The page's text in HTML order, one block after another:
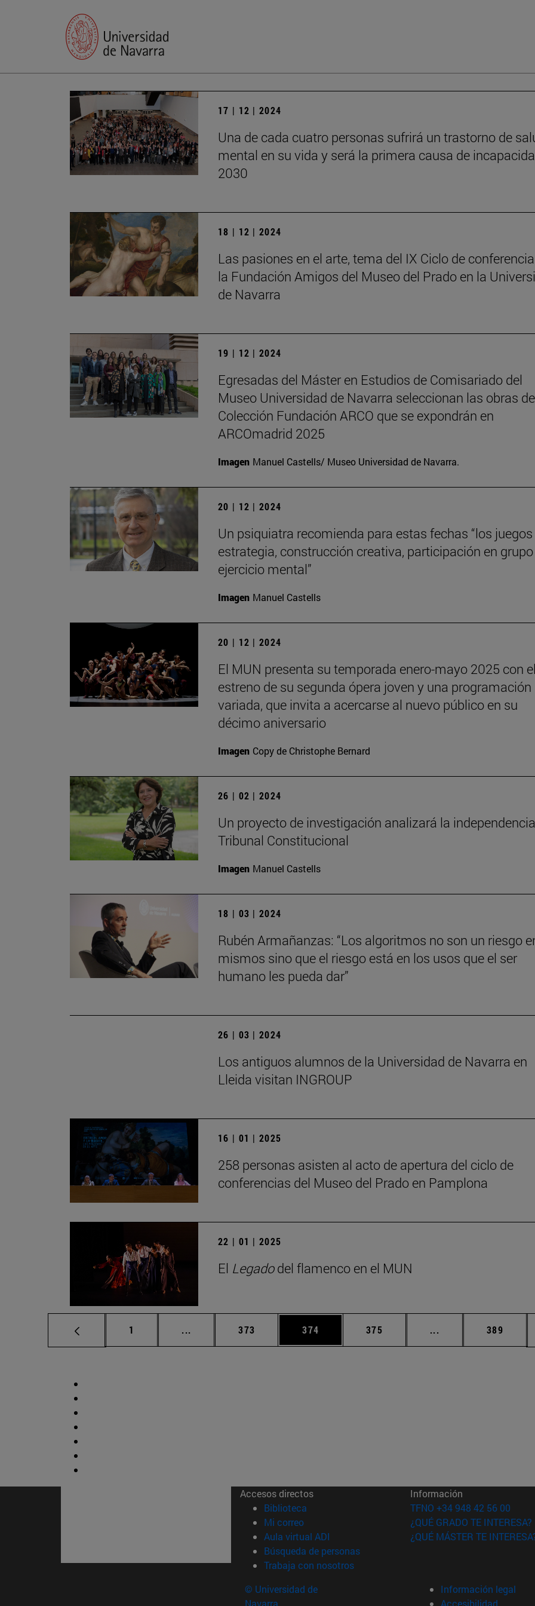
17 | 12 | 2024
Una de cada cuatro personas sufrirá un trastorno de
mental en su vida y será la primera causa de
2030
18 | 12 | 2024
Las pasiones en el arte, tema del IX Ciclo de
la Fundación Amigos del Museo del Prado en la
de Navarra
19 | 12 | 2024
Egresadas del Máster en Estudios de Comisariado del
Museo Universidad de Navarra seleccionan las obras
Colección Fundación ARCO que se expondrán en
ARCOmadrid 2025
Imagen Manuel Castells/ Museo Universidad de Navarra.
20 | 12 | 2024
Un psiquiatra recomienda para estas fechas “los
estrategia, construcción creativa, participación en
ejercicio mental”
Imagen Manuel Castells
20 | 12 | 2024
El MUN presenta su temporada enero-mayo 2025 con
estreno de su segunda ópera joven y una programación
variada, que invita a acercarse al nuevo público en su
décimo aniversario
Imagen Copy de Christophe Bernard
26 | 02 | 2024
Un proyecto de investigación analizará la
Tribunal Constitucional
Imagen Manuel Castells
18 | 03 | 2024
Rubén Armañanzas: “Los algoritmos no son un riesgo
mismos sino que el riesgo está en los usos que el ser
humano les pueda dar”
26 | 03 | 2024
Los antiguos alumnos de la Universidad de Navarra en
Lleida visitan INGROUP
16 | 01 | 2025
258 personas asisten al acto de apertura del ciclo de
conferencias del Museo del Prado en Pamplona
22 | 01 | 2025
El Legadodel flamenco en el MUN
Página
1 ... Páginas intermedias Use TAB para desplazarse.
Página
373 Página
374 Página
375 ... Páginas Página
389
Accesos directos
Biblioteca (abre en nueva ventana)
Mi correo(abre en nueva ventana)
Aula virtual ADI (abre en nueva ventana)
Búsqueda de personas(abre en nueva ventana)
Trabaja con nosotros(abre en nueva ventana)
Información
TFNO +34 948 42 56 00
¿QUÉ GRADO TE INTERESA?
¿QUÉ MÁSTER TE
© Universidad de
Navarra
Información legal
Accesibilidad